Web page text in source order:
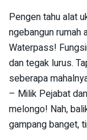
Pengen tahu alat
ngebangun rumah
Waterpass!
dan tegak lurus.
seberapa
– Milik Pejabat
melongo! Nah,
gampang banget,